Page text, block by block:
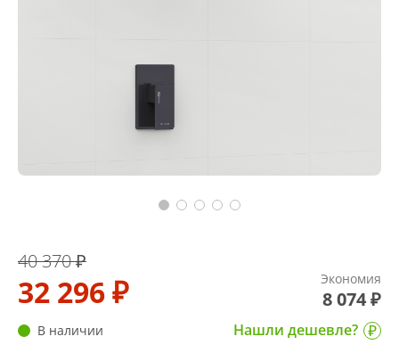
40 370 ₽
32 296 ₽ Экономия
8 074 ₽
В наличии
Нашли дешевле?